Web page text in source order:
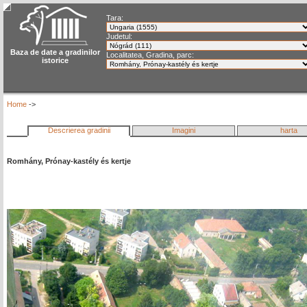
Baza de date a gradinilor
istorice
Tara:
Judetul:
Localitatea, Gradina, parc:
Home ->
Descrierea gradinii Imagini harta
Romhány, Prónay-kastély és kertje